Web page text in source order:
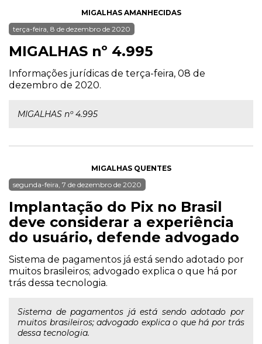
MIGALHAS AMANHECIDAS
terça-feira, 8 de dezembro de 2020
MIGALHAS nº 4.995
Informações jurídicas de terça-feira, 08 de
dezembro de 2020.
MIGALHAS nº 4.995
MIGALHAS QUENTES
segunda-feira, 7 de dezembro de 2020
Implantação do Pix no Brasil
deve considerar a experiência
do usuário, defende advogado
Sistema de pagamentos já está sendo adotado por
muitos brasileiros; advogado explica o que há por
trás dessa tecnologia.
Sistema de pagamentos já está sendo adotado por
muitos brasileiros; advogado explica o que há por trás
dessa tecnologia.